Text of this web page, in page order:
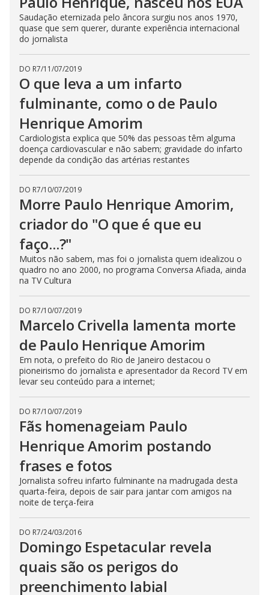
Saudação eternizada pelo âncora surgiu nos anos 1970,
quase que sem querer, durante experiência internacional
do jornalista
DO R7/11/07/2019
O que leva a um infarto
fulminante, como o de Paulo
Henrique Amorim
Cardiologista explica que 50% das pessoas têm alguma
doença cardiovascular e não sabem; gravidade do infarto
depende da condição das artérias restantes
DO R7/10/07/2019
Morre Paulo Henrique Amorim,
criador do "O que é que eu
faço...?"
Muitos não sabem, mas foi o jornalista quem idealizou o
quadro no ano 2000, no programa Conversa Afiada, ainda
na TV Cultura
DO R7/10/07/2019
Marcelo Crivella lamenta morte
de Paulo Henrique Amorim
Em nota, o prefeito do Rio de Janeiro destacou o
pioneirismo do jornalista e apresentador da Record TV em
levar seu conteúdo para a internet;
DO R7/10/07/2019
Fãs homenageiam Paulo
Henrique Amorim postando
frases e fotos
Jornalista sofreu infarto fulminante na madrugada desta
quarta-feira, depois de sair para jantar com amigos na
noite de terça-feira
DO R7/24/03/2016
Domingo Espetacular revela
quais são os perigos do
preenchimento labial